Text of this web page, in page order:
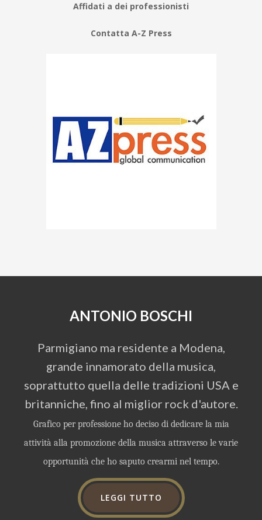
Affidati a dei professionisti
Contatta A-Z Press
ANTONIO BOSCHI
Parmigiano ma residente a Modena,
grande innamorato della musica,
soprattutto quella delle tradizioni USA e
britanniche, fino al miglior rock d'autore.
Grafico per professione ho deciso di dedicare la mia
attività alla promozione della musica attraverso le varie
opportunità che ho saputo crearmi nel tempo.
LEGGI TUTTO